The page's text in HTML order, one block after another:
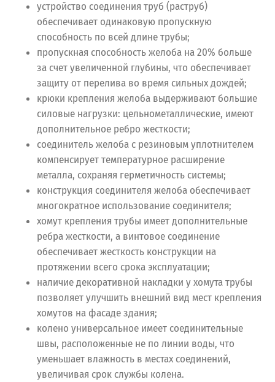
устройство соединения труб (раструб)
обеспечивает одинаковую пропускную
способность по всей длине трубы;
пропускная способность желоба на 20% больше
за счет увеличенной глубины, что обеспечивает
защиту от перелива во время сильных дождей;
крюки крепления желоба выдерживают большие
силовые нагрузки: цельнометаллические, имеют
дополнительное ребро жесткости;
соединитель желоба с резиновым уплотнителем
компенсирует температурное расширение
металла, сохраняя герметичность системы;
конструкция соединителя желоба обеспечивает
многократное использование соединителя;
хомут крепления трубы имеет дополнительные
ребра жесткости, а винтовое соединение
обеспечивает жесткость конструкции на
протяжении всего срока эксплуатации;
наличие декоративной накладки у хомута трубы
позволяет улучшить внешний вид мест крепления
хомутов на фасаде здания;
колено универсальное имеет соединительные
швы, расположенные не по линии воды, что
уменьшает влажность в местах соединений,
увеличивая срок службы колена.